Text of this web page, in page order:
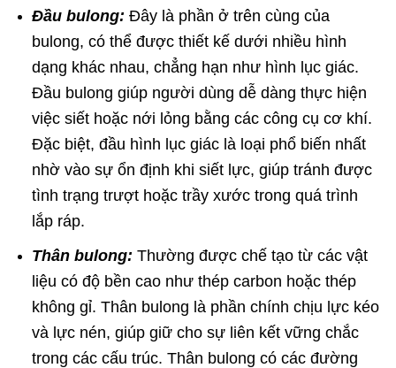
Đầu bulong: Đây là phần ở trên cùng của
bulong, có thể được thiết kế dưới nhiều hình
dạng khác nhau, chẳng hạn như hình lục giác.
Đầu bulong giúp người dùng dễ dàng thực hiện
việc siết hoặc nới lỏng bằng các công cụ cơ khí.
Đặc biệt, đầu hình lục giác là loại phổ biến nhất
nhờ vào sự ổn định khi siết lực, giúp tránh được
tình trạng trượt hoặc trầy xước trong quá trình
lắp ráp.
Thân bulong: Thường được chế tạo từ các vật
liệu có độ bền cao như thép carbon hoặc thép
không gỉ. Thân bulong là phần chính chịu lực kéo
và lực nén, giúp giữ cho sự liên kết vững chắc
trong các cấu trúc. Thân bulong có các đường